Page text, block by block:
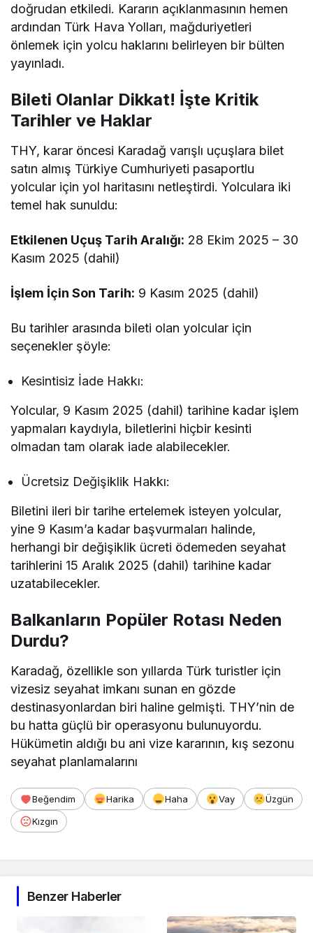
doğrudan etkiledi. Kararın açıklanmasının hemen
ardından Türk Hava Yolları, mağduriyetleri
önlemek için yolcu haklarını belirleyen bir bülten
yayınladı.
Bileti Olanlar Dikkat! İşte Kritik
Tarihler ve Haklar
THY, karar öncesi Karadağ varışlı uçuşlara bilet
satın almış Türkiye Cumhuriyeti pasaportlu
yolcular için yol haritasını netleştirdi. Yolculara iki
temel hak sunuldu:
Etkilenen Uçuş Tarih Aralığı: 28 Ekim 2025 – 30
Kasım 2025 (dahil)
İşlem İçin Son Tarih: 9 Kasım 2025 (dahil)
Bu tarihler arasında bileti olan yolcular için
seçenekler şöyle:
Kesintisiz İade Hakkı:
Yolcular, 9 Kasım 2025 (dahil) tarihine kadar işlem
yapmaları kaydıyla, biletlerini hiçbir kesinti
olmadan tam olarak iade alabilecekler.
Ücretsiz Değişiklik Hakkı:
Biletini ileri bir tarihe ertelemek isteyen yolcular,
yine 9 Kasım’a kadar başvurmaları halinde,
herhangi bir değişiklik ücreti ödemeden seyahat
tarihlerini 15 Aralık 2025 (dahil) tarihine kadar
uzatabilecekler.
Balkanların Popüler Rotası Neden
Durdu?
Karadağ, özellikle son yıllarda Türk turistler için
vizesiz seyahat imkanı sunan en gözde
destinasyonlardan biri haline gelmişti. THY’nin de
bu hatta güçlü bir operasyonu bulunuyordu.
Hükümetin aldığı bu ani vize kararının, kış sezonu
seyahat planlamalarını
Beğendim Harika Haha Vay
Üzgün
Kızgın
Benzer Haberler